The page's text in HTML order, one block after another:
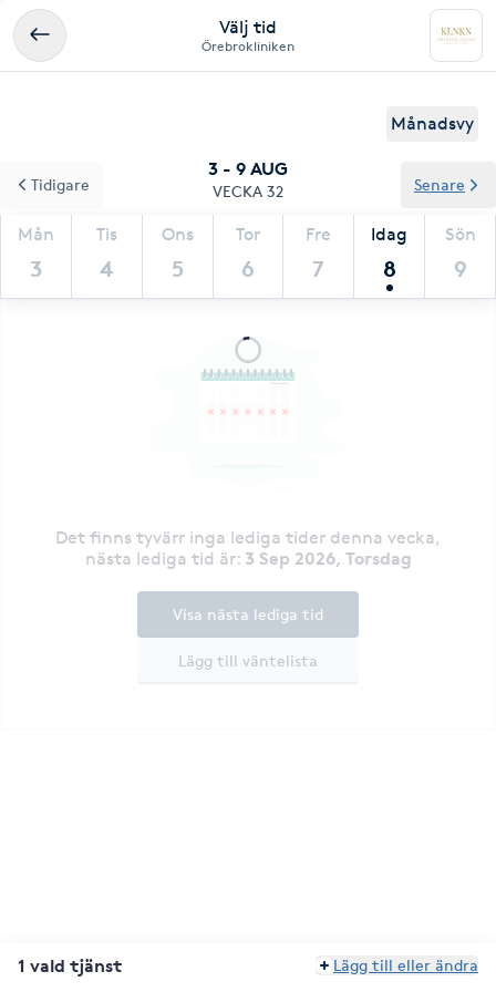
Välj tid
Örebrokliniken
Månadsvy
3 - 9 AUG
VECKA 32
Mån
3
Tis
4
Ons
5
Tor
6
Fre
7
Idag
8
Sön
9
Tidigare Senare
Det finns tyvärr inga lediga tider denna vecka,
nästa lediga tid är: 3 Sep 2026, Torsdag
Lägg till väntelista
Visa nästa lediga tid
1 vald tjänst Lägg till eller ändra